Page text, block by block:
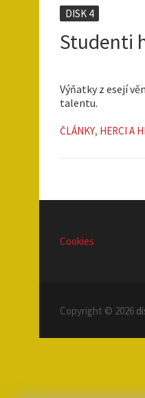
DISK 4
Studenti
Výňatky z esejí
talentu.
ČLÁNKY, HERCI A
Cookies
Copyright © 2026